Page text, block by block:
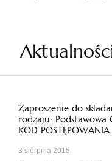
Zaproszenie do
rodzaju:
KOD
3 sierpnia 2015